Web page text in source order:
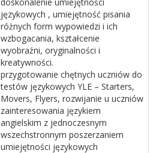
językowych , umiejętność pisania
różnych form wypowiedzi i ich
wzbogacania, kształcenie
wyobraźni, oryginalności i
kreatywności.
przygotowanie chętnych uczniów do
testów językowych YLE – Starters,
Movers, Flyers, rozwijanie u uczniów
zainteresowania językiem
angielskim z jednoczesnym
wszechstronnym poszerzaniem
umiejętności językowych